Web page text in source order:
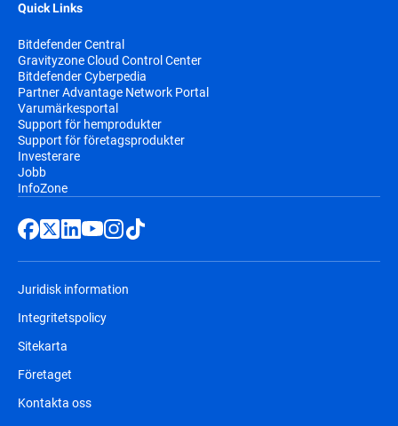
Quick Links
Bitdefender Central
Gravityzone Cloud Control Center
Bitdefender Cyberpedia
Partner Advantage Network Portal
Varumärkesportal
Support för hemprodukter
Support för företagsprodukter
Investerare
Jobb
InfoZone
Juridisk information
Integritetspolicy
Sitekarta
Företaget
Kontakta oss